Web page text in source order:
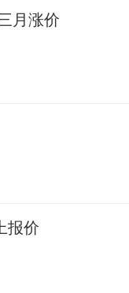
月涨价
报价